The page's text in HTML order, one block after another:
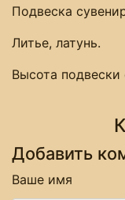
Подвеска
Литье, латунь.
Высота
Добавить
Ваше имя